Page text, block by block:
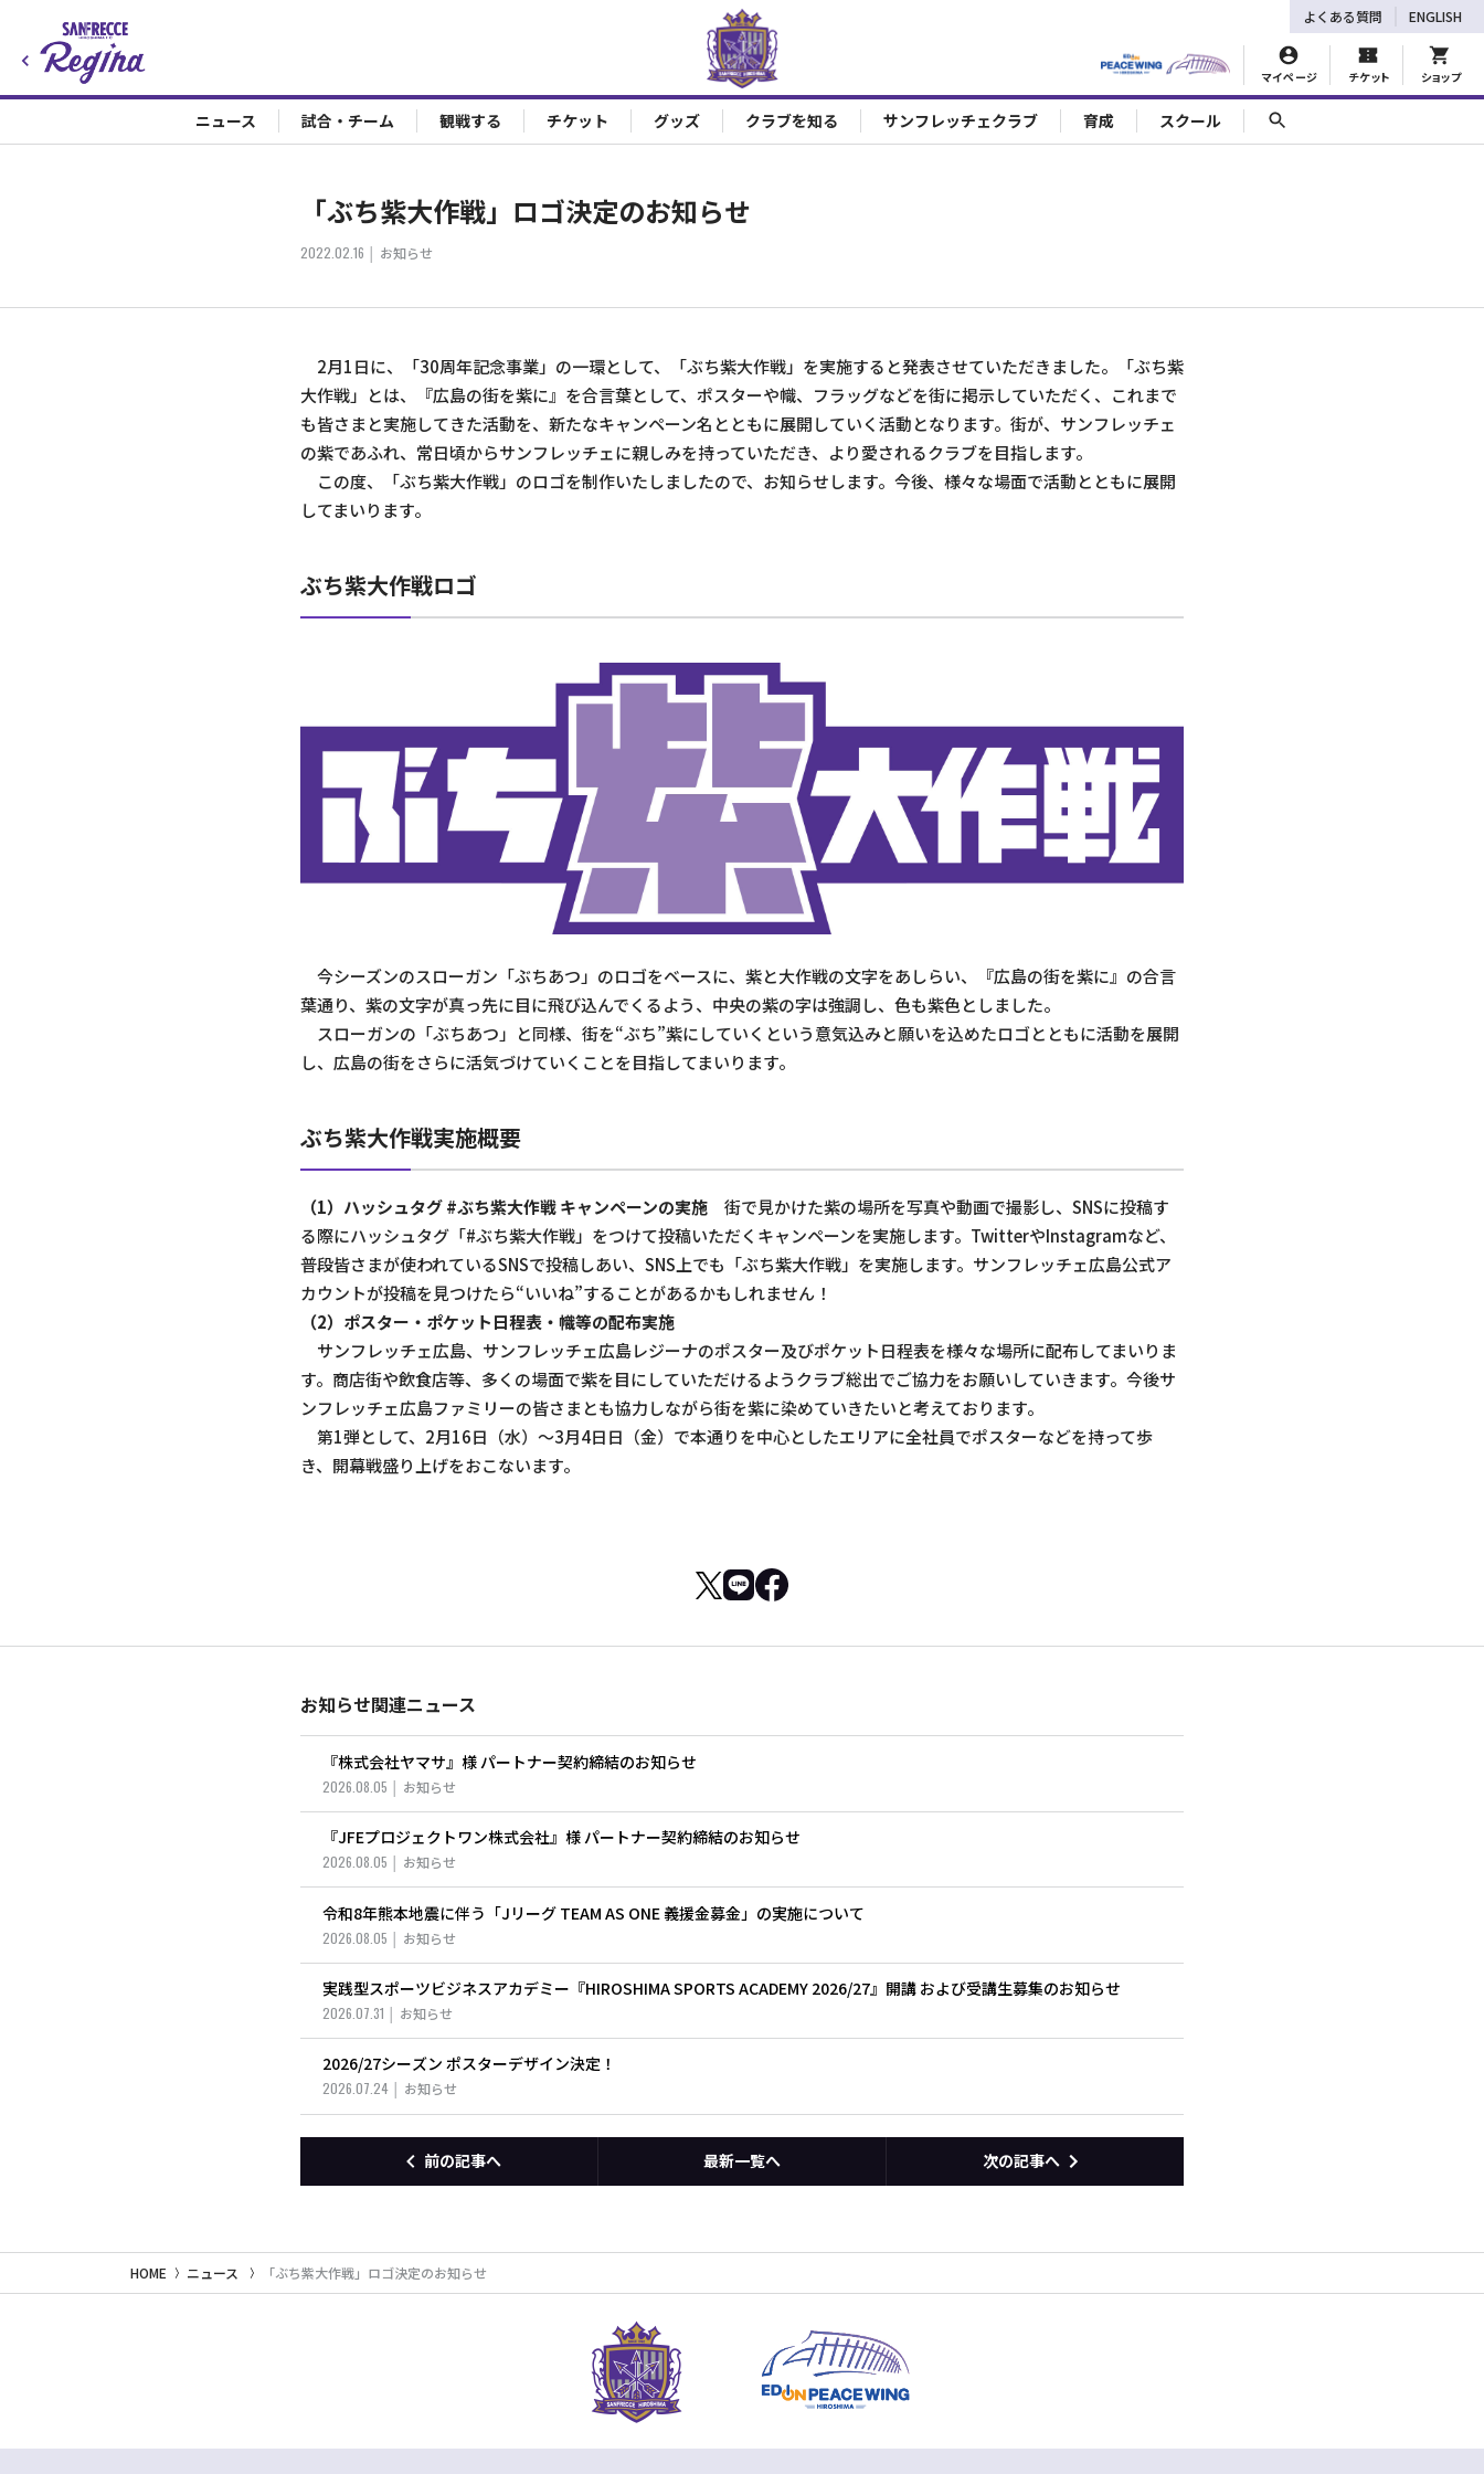
マイページ チケット ショップ
よくある質問 ENGLISH
ニュース 試合・チーム 観戦する チケット グッズ クラブを知る サンフレッチェクラブ 育成 スクール
「ぶち紫大作戦」ロゴ決定のお知らせ
2022.02.16 お知らせ
2月1日に、「30周年記念事業」の一環として、「ぶち紫大作戦」を実施すると発表させていただきました。「ぶち紫
大作戦」とは、『広島の街を紫に』を合言葉として、ポスターや幟、フラッグなどを街に掲示していただく、これまで
も皆さまと実施してきた活動を、新たなキャンペーン名とともに展開していく活動となります。街が、サンフレッチェ
の紫であふれ、常日頃からサンフレッチェに親しみを持っていただき、より愛されるクラブを目指します。
この度、「ぶち紫大作戦」のロゴを制作いたしましたので、お知らせします。今後、様々な場面で活動とともに展開
してまいります。
ぶち紫大作戦ロゴ
今シーズンのスローガン「ぶちあつ」のロゴをベースに、紫と大作戦の文字をあしらい、『広島の街を紫に』の合言
葉通り、紫の文字が真っ先に目に飛び込んでくるよう、中央の紫の字は強調し、色も紫色としました。
スローガンの「ぶちあつ」と同様、街を“ぶち”紫にしていくという意気込みと願いを込めたロゴとともに活動を展開
し、広島の街をさらに活気づけていくことを目指してまいります。
ぶち紫大作戦実施概要
（1）ハッシュタグ #ぶち紫大作戦 キャンペーンの実施 街で見かけた紫の場所を写真や動画で撮影し、SNSに投稿す
る際にハッシュタグ「#ぶち紫大作戦」をつけて投稿いただくキャンペーンを実施します。TwitterやInstagramなど、
普段皆さまが使われているSNSで投稿しあい、SNS上でも「ぶち紫大作戦」を実施します。サンフレッチェ広島公式ア
カウントが投稿を見つけたら“いいね”することがあるかもしれません！
（2）ポスター・ポケット日程表・幟等の配布実施
サンフレッチェ広島、サンフレッチェ広島レジーナのポスター及びポケット日程表を様々な場所に配布してまいりま
す。商店街や飲食店等、多くの場面で紫を目にしていただけるようクラブ総出でご協力をお願いしていきます。今後サ
ンフレッチェ広島ファミリーの皆さまとも協力しながら街を紫に染めていきたいと考えております。
第1弾として、2月16日（水）～3月4日日（金）で本通りを中心としたエリアに全社員でポスターなどを持って歩
き、開幕戦盛り上げをおこないます。
お知らせ関連ニュース
『株式会社ヤマサ』様 パートナー契約締結のお知らせ
2026.08.05 お知らせ
『JFEプロジェクトワン株式会社』様 パートナー契約締結のお知らせ
2026.08.05 お知らせ
令和8年熊本地震に伴う「Jリーグ TEAM AS ONE 義援金募金」の実施について
2026.08.05 お知らせ
実践型スポーツビジネスアカデミー『HIROSHIMA SPORTS ACADEMY 2026/27』開講 および受講生募集のお知らせ
2026.07.31 お知らせ
2026/27シーズン ポスターデザイン決定！
2026.07.24 お知らせ
前の記事へ 最新一覧へ 次の記事へ
HOME ニュース 「ぶち紫大作戦」ロゴ決定のお知らせ